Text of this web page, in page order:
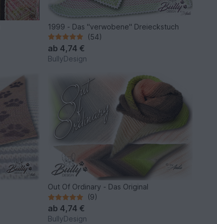
1999 - Das "verwobene" Dreieckstuch
(54)
ab4,74 €
BullyDesign
Out Of Ordinary - Das Original
(9)
ab4,74 €
BullyDesign